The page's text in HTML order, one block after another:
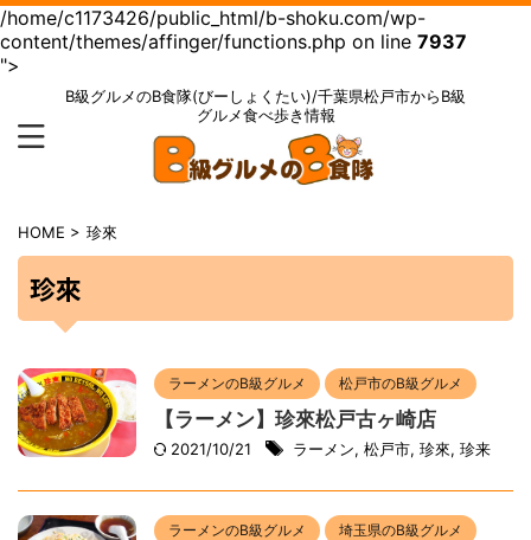
/home/c1173426/public_html/b-shoku.com/wp-
content/themes/affinger/functions.php on line 7937
">
B級グルメのB食隊(びーしょくたい)/千葉県松戸市からB級
グルメ食べ歩き情報
HOME > 珍來
珍來
ラーメンのB級グルメ 松戸市のB級グルメ
【ラーメン】珍來松戸古ヶ崎店
2021/10/21 ラーメン, 松戸市, 珍來, 珍来
ラーメンのB級グルメ 埼玉県のB級グルメ